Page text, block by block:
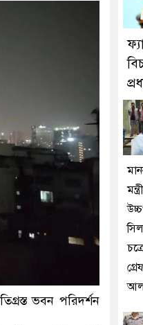
ভবন পরিদর্শন